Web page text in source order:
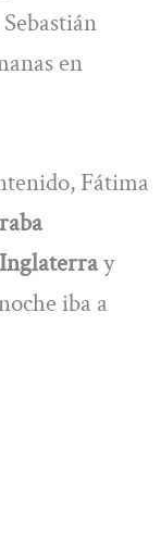
en
Fátima
y
iba a